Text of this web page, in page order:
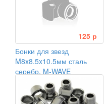
125 р
Бонки для звезд
M8x8.5x10.5мм сталь
серебр. M-WAVE